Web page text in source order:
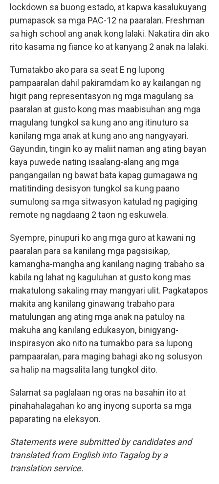
lockdown sa buong estado, at kapwa kasalukuyang
pumapasok sa mga PAC-12 na paaralan. Freshman
sa high school ang anak kong lalaki. Nakatira din ako
rito kasama ng fiance ko at kanyang 2 anak na lalaki.
Tumatakbo ako para sa seat E ng lupong
pampaaralan dahil pakiramdam ko ay kailangan ng
higit pang representasyon ng mga magulang sa
paaralan at gusto kong mas maabisuhan ang mga
magulang tungkol sa kung ano ang itinuturo sa
kanilang mga anak at kung ano ang nangyayari.
Gayundin, tingin ko ay maliit naman ang ating bayan
kaya puwede nating isaalang-alang ang mga
pangangailan ng bawat bata kapag gumagawa ng
matitinding desisyon tungkol sa kung paano
sumulong sa mga sitwasyon katulad ng pagiging
remote ng nagdaang 2 taon ng eskuwela.
Syempre, pinupuri ko ang mga guro at kawani ng
paaralan para sa kanilang mga pagsisikap,
kamangha-mangha ang kanilang naging trabaho sa
kabila ng lahat ng kaguluhan at gusto kong mas
makatulong sakaling may mangyari ulit. Pagkatapos
makita ang kanilang ginawang trabaho para
matulungan ang ating mga anak na patuloy na
makuha ang kanilang edukasyon, binigyang-
inspirasyon ako nito na tumakbo para sa lupong
pampaaralan, para maging bahagi ako ng solusyon
sa halip na magsalita lang tungkol dito.
Salamat sa paglalaan ng oras na basahin ito at
pinahahalagahan ko ang inyong suporta sa mga
paparating na eleksyon.
Statements were submitted by candidates and
translated from English into Tagalog by a
translation service.